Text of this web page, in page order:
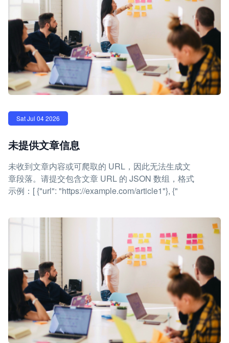
Sat Jul 04 2026
未提供文章信息
未收到文章内容或可爬取的 URL，因此无法生成文
章段落。请提交包含文章 URL 的 JSON 数组，格式
示例：[ {"url": "https://example.com/article1"}, {"